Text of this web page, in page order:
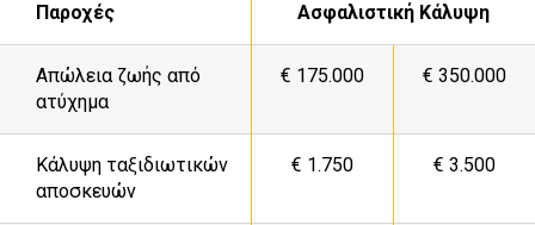
Παροχές Ασφαλιστική Κάλυψη
Απώλεια ζωής από
ατύχημα
€ 175.000 € 350.000
Κάλυψη ταξιδιωτικών
αποσκευών
€ 1.750 € 3.500